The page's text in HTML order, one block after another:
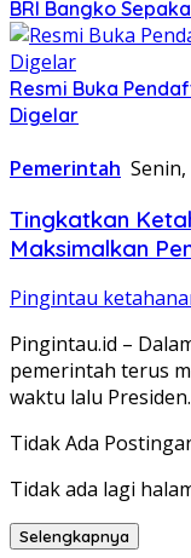
BRI Bangko
Resmi Buka
Digelar
Pemerintah Senin,
Tingkatkan
Maksimalkan
Pingintau
Pingintau.id –
pemerintah terus
waktu lalu
Tidak Ada
Tidak ada lagi
Selengkapnya